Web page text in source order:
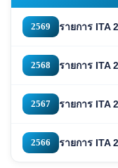
2569 รายการ ITA
2568 รายการ ITA
2567 รายการ ITA
2566 รายการ ITA